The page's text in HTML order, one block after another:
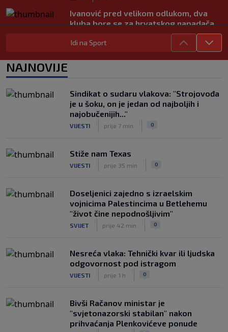
Ivanović pred velikom odlukom, dva
kluba bore se za hrvatskog napadača
Liverpool dovodi kapetana Barcelone!
Fabrizio Romano objavio ‘Here we go’
Hajduk želi Selahija, oglasio se igračev
menadžer: ‘Garcia ga dobro poznaje, ali
postoji problem…’
SK prije 8 h
Idi na Sport
NAJNOVIJE
Sindikat o sudaru vlakova: "Strojovođa
je u šoku, on je jedan od najboljih i
najobučenijih..."
VIJESTI prije 7 min 0
Stiže nam Texas
VIJESTI prije 35 min 0
Doseljenici zajedno s izraelskim
vojnicima Palestincima u Betlehemu
"život čine nepodnošljivim"
SVIJET prije 42 min 0
Nesreća vlaka: Tehnički kvar ili ljudska
odgovornost pod istragom
VIJESTI prije 1 h 0
Bivši Račanov ministar je
"svjetonazorski stabilan" nakon
prihvaćanja Plenkovićeve ponude